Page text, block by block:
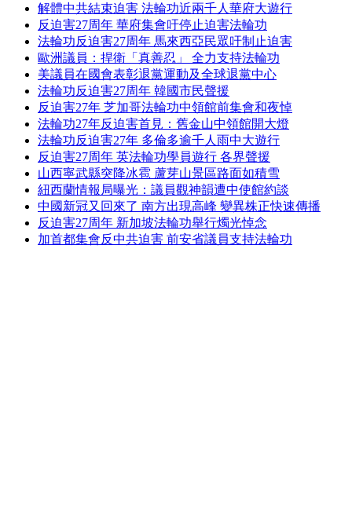
解體中共結束迫害 法輪功近兩千人華府大遊行
反迫害27周年 華府集會吁停止迫害法輪功
法輪功反迫害27周年 馬來西亞民眾吁制止迫害
歐洲議員：捍衛「真善忍」 全力支持法輪功
美議員在國會表彰退黨運動及全球退黨中心
法輪功反迫害27周年 韓國市民聲援
反迫害27年 芝加哥法輪功中領館前集會和夜悼
法輪功27年反迫害首見：舊金山中領館開大燈
法輪功反迫害27年 多倫多逾千人雨中大遊行
反迫害27周年 英法輪功學員遊行 各界聲援
山西寧武縣突降冰雹 蘆芽山景區路面如積雪
紐西蘭情報局曝光：議員觀神韻遭中使館約談
中國新冠又回來了 南方出現高峰 變異株正快速傳播
反迫害27周年 新加坡法輪功舉行燭光悼念
加首都集會反中共迫害 前安省議員支持法輪功